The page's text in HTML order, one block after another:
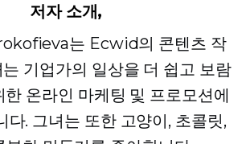
저자 소개,
는 Ecwid의 콘텐츠 작
기업가의 일상을 더 쉽고 보람
한 온라인 마케팅 및 프로모션에
다. 그녀는 또한 고양이, 초콜릿,